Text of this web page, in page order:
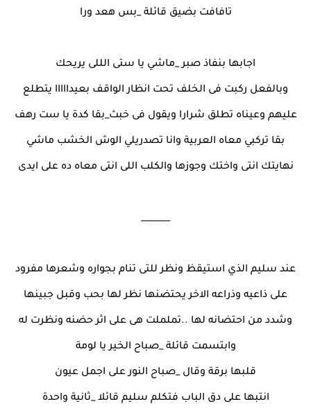
تافافت بضيق قائلة _بس هعد ورا
اجابها بنفاذ صبر _ماشي يا ستى الللى يريحك
وبالفعل ركبت فى الخلف تحت انظار الواقف بعيدااااا يتطلع
عليهم وعيناه تطلق شرارا ويقول فى خبث_بقا كدة يا ست رهف
بقا تركبي معاه العربية وانا تصدريلي الوش الخشب ماشي
نهايتك انتى واختك وجوزها والكلب اللى انتى معاه ده على ايدى
_______
عند سليم الذي استيقظ ونظر للتى تنام بجواره وشعرها مفرود
على ذاعيه وذراعه الاخر يحتضنها نظر لها بحب وقبل جبينها
وشدد من احتضانه لها ..تململت هى على اثر حضنه ونظرت له
وابتسمت قائلة _صباح الخير يا لومة
قلبها برقة وقال _صباح النور على اجمل عيون
انتبها على دق الباب فتكلم سليم قائلا _ثانية واحدة